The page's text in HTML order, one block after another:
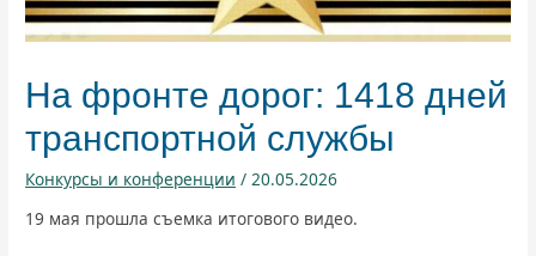
На фронте дорог: 1418 дней
транспортной службы
Конкурсы и конференции /20.05.2026
19 мая прошла съемка итогового видео.